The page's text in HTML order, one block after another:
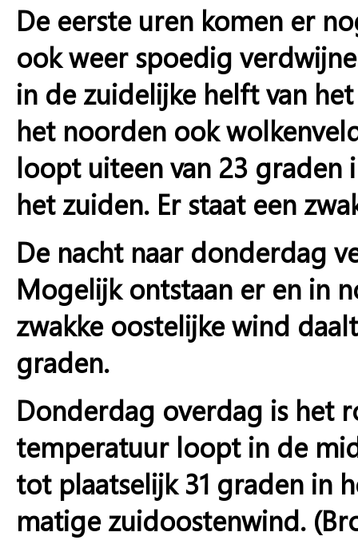
De eerste uren komen er
ook weer spoedig
in de zuidelijke helft van
het noorden ook
loopt uiteen van 23
het zuiden. Er staat een
De nacht naar donderdag
Mogelijk ontstaan er en in
zwakke oostelijke wind
graden.
Donderdag overdag is het
temperatuur loopt in de
tot plaatselijk 31 graden in
matige zuidoostenwind.